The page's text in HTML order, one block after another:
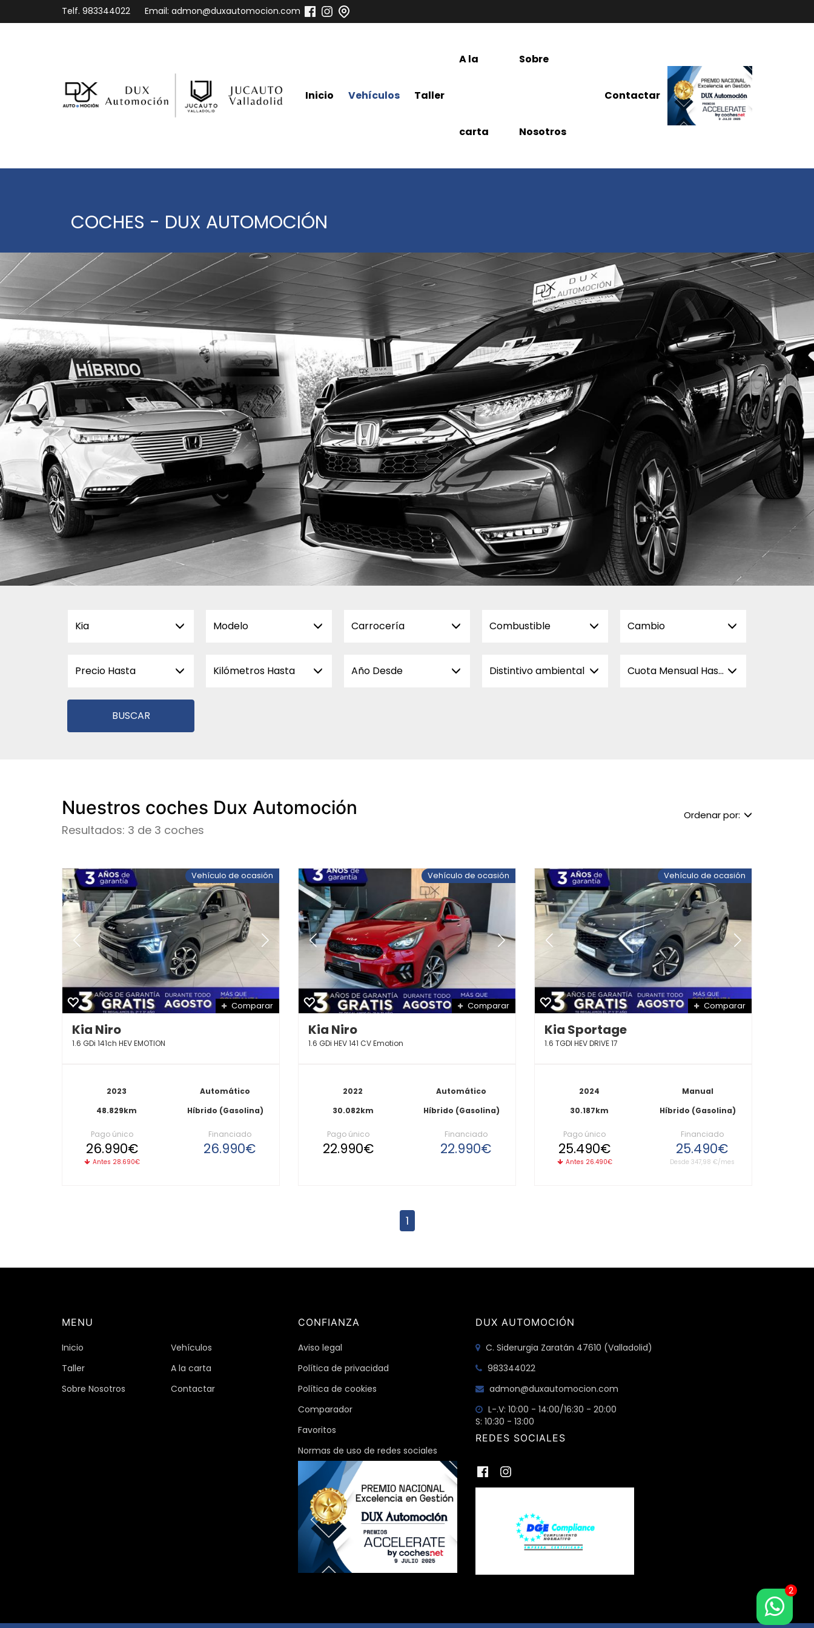
Telf. 983344022 Email: admon@duxautomocion.com
Inicio Vehículos Taller
A la
carta
Sobre
Nosotros
Contactar
COCHES - DUX AUTOMOCIÓN
Kia Modelo Carrocería Combustible Cambio
Precio Hasta Kilómetros Hasta Año Desde Distintivo ambiental Cuota Mensual Hasta
BUSCAR
Nuestros coches Dux Automoción
Resultados: 3 de 3 coches
Ordenar por:
Vehículo de ocasión
Comparar
Kia Niro
1.6 GDi 141ch HEV EMOTION
2023
48.829km
Automático
Híbrido (Gasolina)
Pago único
26.990€
Antes 28.690€
Financiado
26.990€
Vehículo de ocasión
Comparar
Kia Niro
1.6 GDi HEV 141 CV Emotion
2022
30.082km
Automático
Híbrido (Gasolina)
Pago único
22.990€
Financiado
22.990€
Vehículo de ocasión
Comparar
Kia Sportage
1.6 TGDI HEV DRIVE 17
2024
30.187km
Manual
Híbrido (Gasolina)
Pago único
25.490€
Antes 26.490€
Financiado
25.490€
Desde 347,98 €/mes
1
2
MENU
Inicio
Vehículos
Taller
A la carta
Sobre Nosotros
Contactar
CONFIANZA
Aviso legal
Política de privacidad
Política de cookies
Comparador
Favoritos
Normas de uso de redes sociales
DUX AUTOMOCIÓN
C. Siderurgia Zaratán 47610 (Valladolid)
983344022
admon@duxautomocion.com
L-.V: 10:00 - 14:00/16:30 - 20:00
S: 10:30 - 13:00
REDES SOCIALES